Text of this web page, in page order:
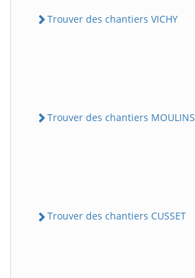
Trouver des chantiers VICHY
Trouver des chantiers MOULINS
Trouver des chantiers CUSSET